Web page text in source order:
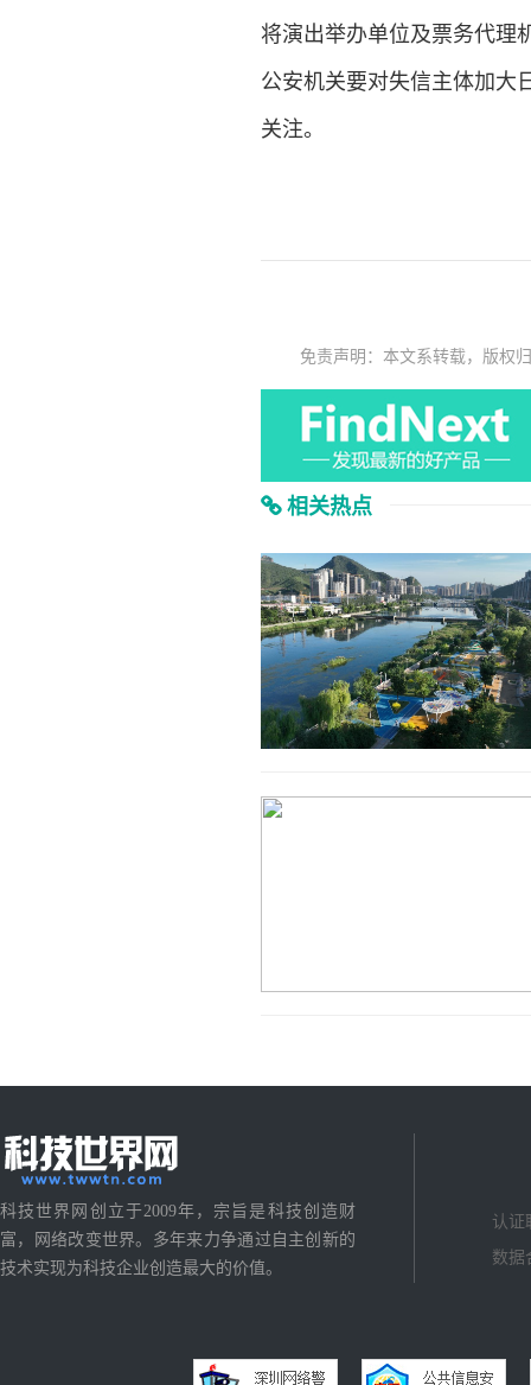
将演出举办单位及票务代理
公安机关要对失信主体加大
关注。
免责声明：本文系转载，版权
相关热点
科技世界网创立于2009年，宗旨是科技创造财
富，网络改变世界。多年来力争通过自主创新的
技术实现为科技企业创造最大的价值。
认证
数据